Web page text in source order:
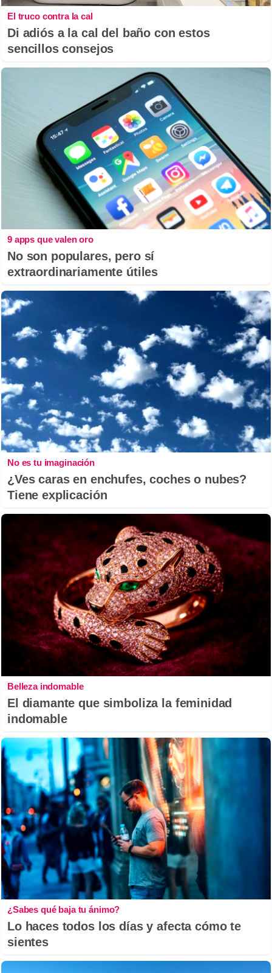
El truco contra la cal
Di adiós a la cal del baño con estos
sencillos consejos
9 apps que valen oro
No son populares, pero sí
extraordinariamente útiles
No es tu imaginación
¿Ves caras en enchufes, coches o nubes?
Tiene explicación
Belleza indomable
El diamante que simboliza la feminidad
indomable
¿Sabes qué baja tu ánimo?
Lo haces todos los días y afecta cómo te
sientes